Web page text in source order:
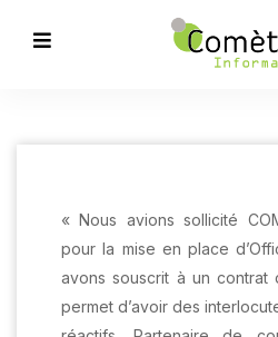
« Nous avions sollicité
pour la mise en place
avons souscrit à un contrat
permet d’avoir des